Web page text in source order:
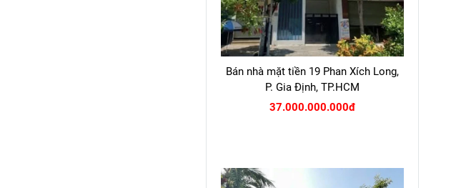
Bán nhà mặt tiền 19 Phan Xích Long,
P. Gia Định, TP.HCM
37.000.000.000đ